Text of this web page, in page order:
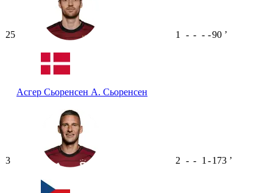
25
Асгер Сьоренсен А. Сьоренсен
1 - - - -90 ʼ
3 2 - - 1 -173 ʼ